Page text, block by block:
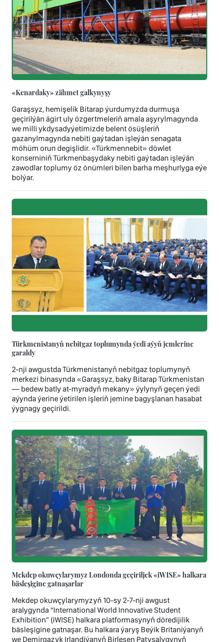
«Kenardaky» zähmet galkynyşy
Garaşsyz, hemişelik Bitarap ýurdumyzda durmuşa
geçirilýän ägirt uly özgertmeleriň amala aşyrylmagynda
we milli ykdysadyýetimizde belent ösüşleriň
gazanylmagynda nebiti gaýtadan işleýän senagata
möhüm orun degişlidir. «Türkmennebit» döwlet
konserniniň Türkmenbaşydaky nebiti gaýtadan işleýän
zawodlar toplumy öz önümleri bilen barha meşhurlyga eýe
bolýar.
Türkmenistanyň nebitgaz toplumynda ýedi aýyň jemlerine
garaldy
2-nji awgustda Türkmenistanyň nebitgaz toplumynyň
merkezi binasynda «Garaşsyz, baky Bitarap Türkmenistan
— bedew batly at-myradyň mekany» ýylynyň geçen ýedi
aýynda ýerine ýetirilen işleriň jemine bagyşlanan hasabat
ýygnagy geçirildi.
Mekdep okuwçylarymyz Londonda geçiriljek «iWISE» halkara
bäsleşigine gatnaşarlar
Mekdep okuwçylarymyzyň 10-sy 2-7-nji awgust
aralygynda “International World Innovative Student
Exhibition” (iWISE) halkara platformasynyň döredijilik
bäsleşigine gatnaşar. Bu halkara ýaryş Beýik Britaniýanyň
we Demirgazyk Irlandiýanyň Birleşen Patyşalygynyň